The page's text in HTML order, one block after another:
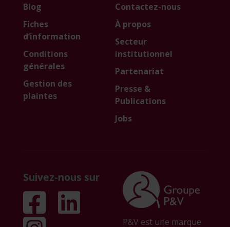
Blog
Fiches
d’information
Conditions
générales
Gestion des
plaintes
Contactez-nous
À propos
Secteur
institutionnel
Partenariat
Presse &
Publications
Jobs
Suivez-nous sur
P&V est une marque